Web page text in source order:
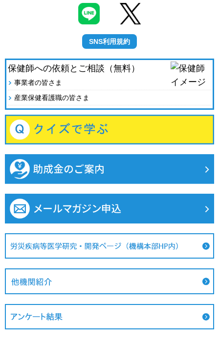
SNS利用規約
保健師への依頼とご相談（無料）
事業者の皆さま
産業保健看護職の皆さま